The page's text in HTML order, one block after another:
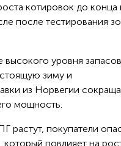
котировок до конца
после тестирования
уровня
зиму и
из Норвегии
мощность.
растут, покупатели
который повлияет на